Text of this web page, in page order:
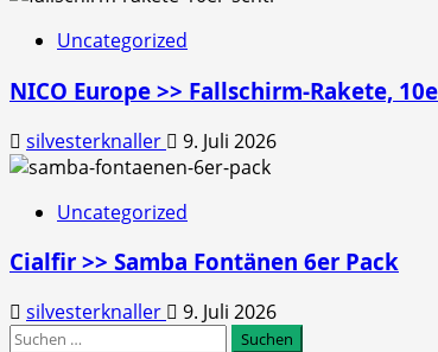
Uncategorized
NICO Europe >> Fallschirm-Rakete,
silvesterknaller 9. Juli 2026
Uncategorized
Cialfir >> Samba Fontänen 6er Pack
silvesterknaller
9. Juli 2026
Suchen